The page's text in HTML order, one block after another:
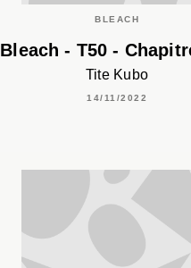
BLEACH
Bleach - T50 -
Tite Kubo
14/11/2022